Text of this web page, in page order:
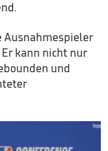
Ausnahmespieler
kann nicht nur
und